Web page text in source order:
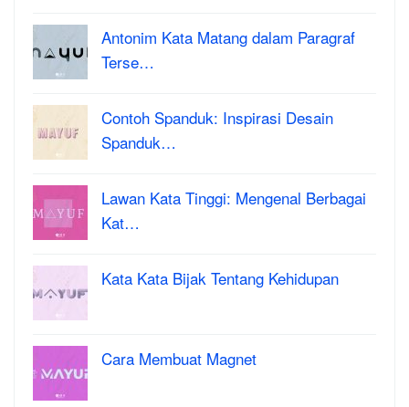
Antonim Kata Matang dalam Paragraf
Terse…
Contoh Spanduk: Inspirasi Desain
Spanduk…
Lawan Kata Tinggi: Mengenal Berbagai
Kat…
Kata Kata Bijak Tentang Kehidupan
Cara Membuat Magnet